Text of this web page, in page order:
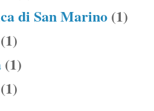
di San Marino (1)
(1)
(1)
(1)